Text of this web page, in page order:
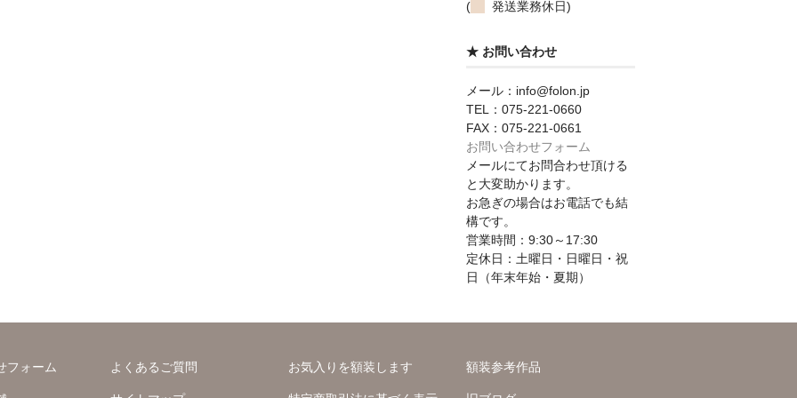
( 発送業務休日)
★ お問い合わせ
メール：info@folon.jp
TEL：075-221-0660
FAX：075-221-0661
お問い合わせフォーム
メールにてお問合わせ頂ける
と大変助かります。
お急ぎの場合はお電話でも結
構です。
営業時間：9:30～17:30
定休日：土曜日・日曜日・祝
日（年末年始・夏期）
フォーム よくあるご質問 お気入りを額装します 額装参考作品